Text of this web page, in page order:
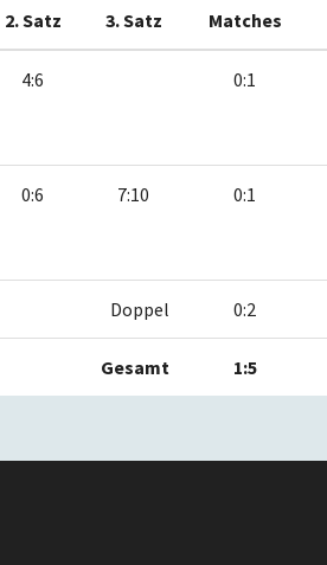
2. Satz 3. Satz Matches
4:6 0:1
0:6 7:10 0:1
Doppel 0:2
Gesamt 1:5